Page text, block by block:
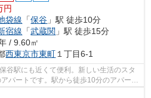
円
袋線 「保谷 」駅 徒歩10分
宿線 「武蔵関 」駅 徒歩15分
/ 9.60㎡
西東京市東町 １丁目6-1
谷駅にも近くて便利。新しい生活のスタ
パートです。駅から徒歩10分のアパート